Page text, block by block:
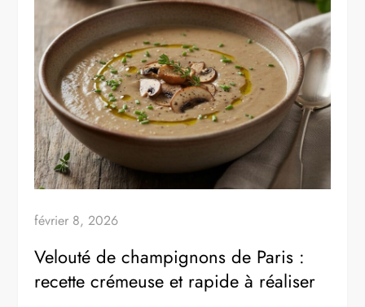
février 8, 2026
Velouté de champignons de Paris :
recette crémeuse et rapide à réaliser